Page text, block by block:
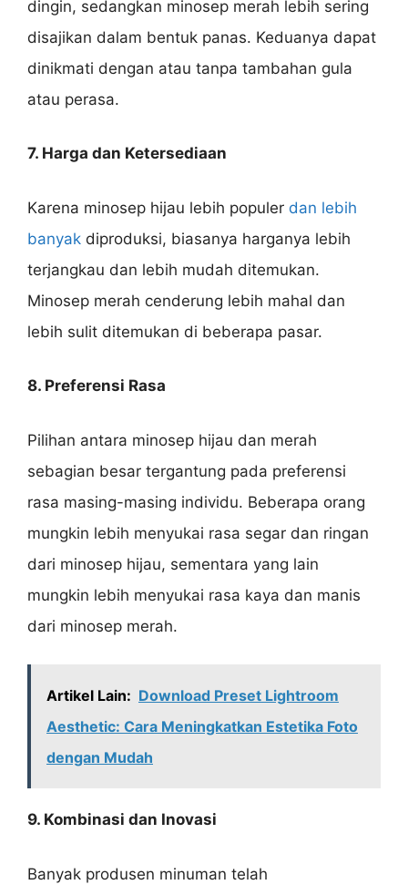
dingin, sedangkan minosep merah lebih sering
disajikan dalam bentuk panas. Keduanya dapat
dinikmati dengan atau tanpa tambahan gula
atau perasa.
7. Harga dan Ketersediaan
Karena minosep hijau lebih populer dan lebih
banyak diproduksi, biasanya harganya lebih
terjangkau dan lebih mudah ditemukan.
Minosep merah cenderung lebih mahal dan
lebih sulit ditemukan di beberapa pasar.
8. Preferensi Rasa
Pilihan antara minosep hijau dan merah
sebagian besar tergantung pada preferensi
rasa masing-masing individu. Beberapa orang
mungkin lebih menyukai rasa segar dan ringan
dari minosep hijau, sementara yang lain
mungkin lebih menyukai rasa kaya dan manis
dari minosep merah.
Artikel Lain: Download Preset Lightroom
Aesthetic: Cara Meningkatkan Estetika Foto
dengan Mudah
9. Kombinasi dan Inovasi
Banyak produsen minuman telah